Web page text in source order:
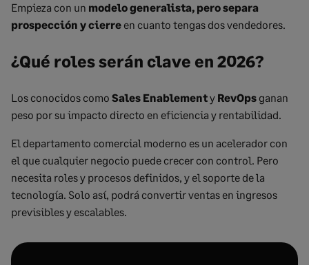
Empieza con un modelo generalista, pero separa
prospección y cierre en cuanto tengas dos vendedores.
¿Qué roles serán clave en 2026?
Los conocidos como Sales Enablementy RevOps ganan
peso por su impacto directo en eficiencia y rentabilidad.
El departamento comercial moderno es un acelerador con
el que cualquier negocio puede crecer con control. Pero
necesita roles y procesos definidos, y el soporte de la
tecnología. Solo así, podrá convertir ventas en ingresos
previsibles y escalables.